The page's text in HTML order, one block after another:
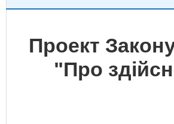
Проект
"Про